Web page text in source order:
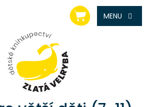
NÁKUPNÍ
KOŠÍK